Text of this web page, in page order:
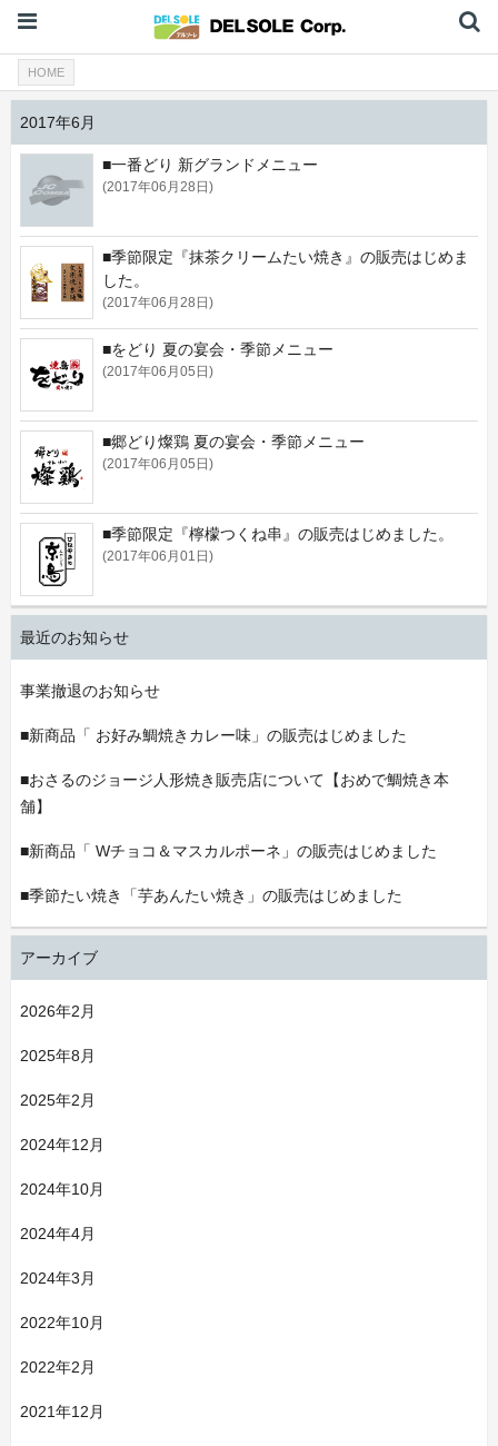
HOME
2017年6月
■一番どり 新グランドメニュー
(2017年06月28日)
■季節限定『抹茶クリームたい焼き』の販売はじめま
した。
(2017年06月28日)
■をどり 夏の宴会・季節メニュー
(2017年06月05日)
■郷どり燦鶏 夏の宴会・季節メニュー
(2017年06月05日)
■季節限定『檸檬つくね串』の販売はじめました。
(2017年06月01日)
最近のお知らせ
事業撤退のお知らせ
■新商品「 お好み鯛焼きカレー味」の販売はじめました
■おさるのジョージ人形焼き販売店について【おめで鯛焼き本
舗】
■新商品「 Wチョコ＆マスカルポーネ」の販売はじめました
■季節たい焼き「芋あんたい焼き」の販売はじめました
アーカイブ
2026年2月
2025年8月
2025年2月
2024年12月
2024年10月
2024年4月
2024年3月
2022年10月
2022年2月
2021年12月